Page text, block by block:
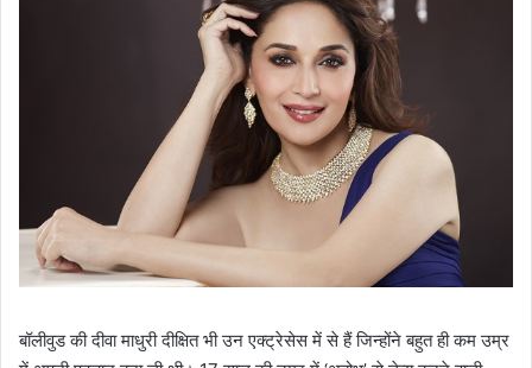
बॉलीवुड की दीवा माधुरी दीक्षित भी उन एक्ट्रेसेस में से हैं जिन्होंने बहुत ही कम उम्र